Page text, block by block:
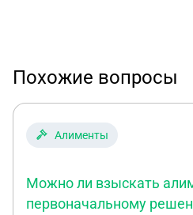
Похожие вопросы
Алименты
Можно ли взыскать
первоначальному